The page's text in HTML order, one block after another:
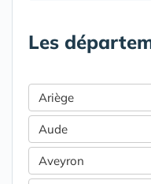
Les
Ariège
Aude
Aveyron